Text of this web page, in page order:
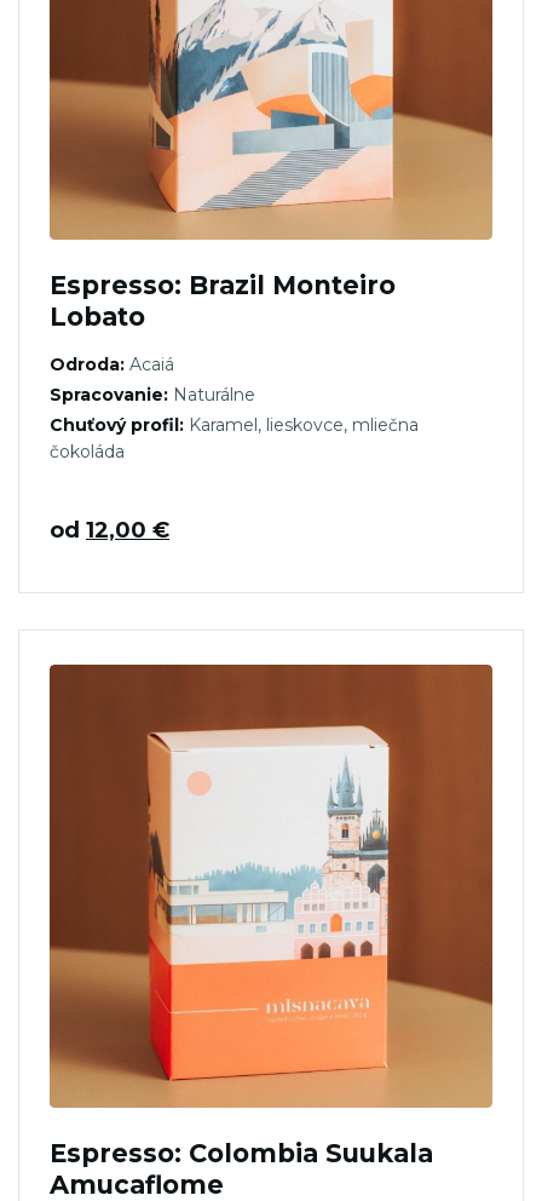
Espresso: Brazil Monteiro
Lobato
Odroda: Acaiá
Spracovanie: Naturálne
Chuťový profil: Karamel, lieskovce, mliečna
čokoláda
od 12,00 €
Espresso: Colombia Suukala
Amucaflome